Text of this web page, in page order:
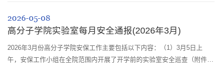
减灾救灾工作的重要性，将安全韧性要求贯穿国土空间规划及各类建设规
划之中，树牢底线思维、极限思维，不断提升大灾巨灾应对处置能力，着
力提高防范应对...
2026-05-08
高分子学院实验室每月安全通报(2026年3月)
2026年3月份高分子学院安保工作主要包括以下内容：（1）3月5日上
午，安保工作小组在全院范围内开展了开学前的实验室安全巡查（附件